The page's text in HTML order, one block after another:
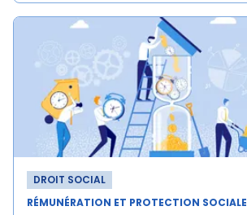
DROIT SOCIAL
RÉMUNÉRATION ET PROTECTION SOCIALE